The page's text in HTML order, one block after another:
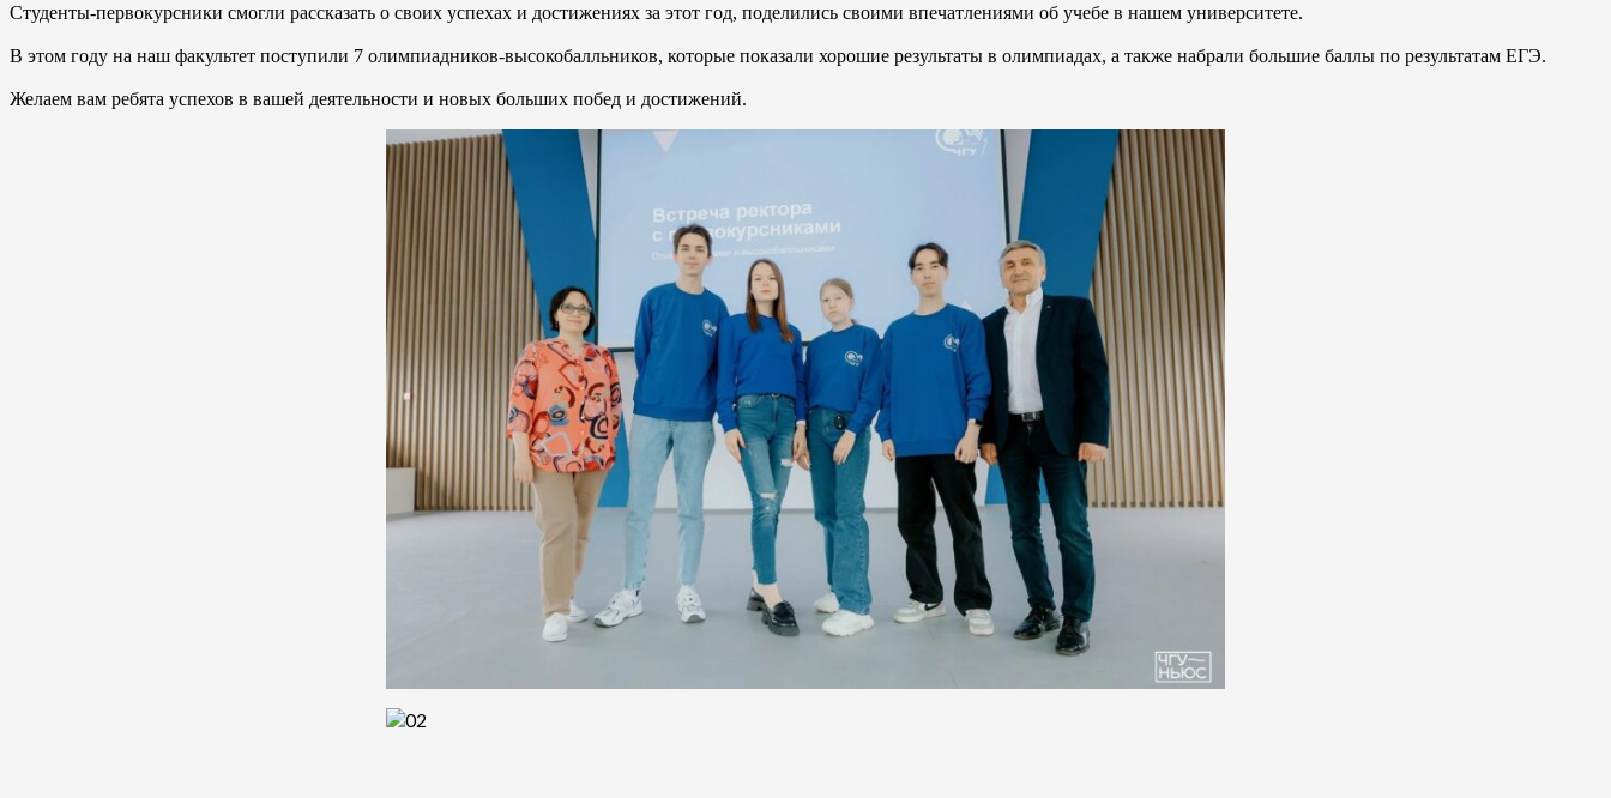
Студенты-первокурсники смогли рассказать о своих успехах и достижениях за этот год, поделились своими впечатлениями об учебе в нашем университете.
В этом году на наш факультет поступили 7 олимпиадников-высокобалльников, которые показали хорошие результаты в олимпиадах, а также набрали большие баллы по результатам ЕГЭ.
Желаем вам ребята успехов в вашей деятельности и новых больших побед и достижений.